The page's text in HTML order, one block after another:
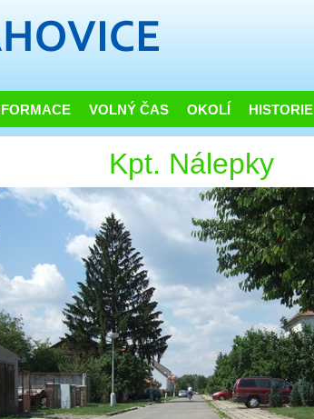
VOLNÝ ČAS OKOLÍ HISTORIE
Kpt. Nálepky